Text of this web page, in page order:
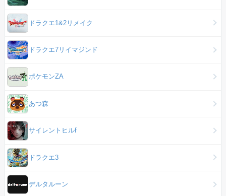
ドラクエ1&2リメイク
ドラクエ7リイマジンド
ポケモンZA
あつ森
サイレントヒルf
ドラクエ3
デルタルーン